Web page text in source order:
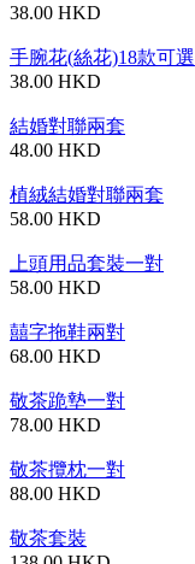
38.00 HKD
手腕花(絲花)18款可選
38.00 HKD
結婚對聯兩套
48.00 HKD
植絨結婚對聯兩套
58.00 HKD
上頭用品套裝一對
58.00 HKD
囍字拖鞋兩對
68.00 HKD
敬茶跪墊一對
78.00 HKD
敬茶攬枕一對
88.00 HKD
敬茶套裝